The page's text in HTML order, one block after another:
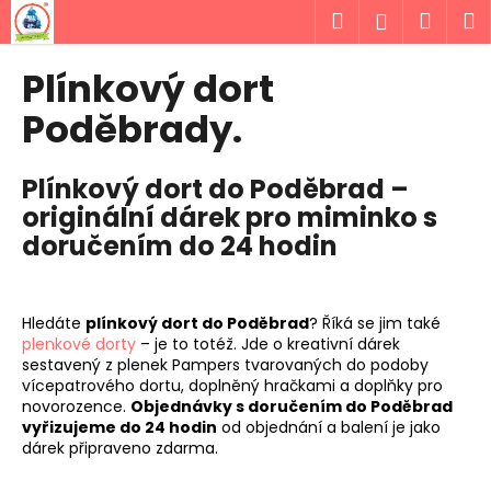
Přejít
na
obsah
Hledat
Plínkový dort
Poděbrady.
Plínkový dort do Poděbrad –
originální dárek pro miminko s
doručením do 24 hodin
Hledáte plínkový dort do Poděbrad? Říká se jim také
plenkové dorty – je to totéž. Jde o kreativní dárek
sestavený z plenek Pampers tvarovaných do podoby
vícepatrového dortu, doplněný hračkami a doplňky pro
novorozence. Objednávky s doručením do Poděbrad
vyřizujeme do 24 hodin od objednání a balení je jako
dárek připraveno zdarma.
K
o
C
o
p
o
t
ř
b
u
j
e
t
e